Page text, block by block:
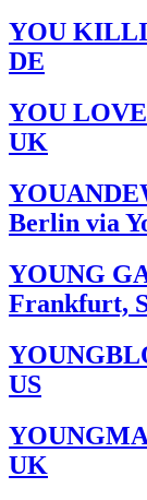
YOU
DE
YOU
UK
Berlin via
YOUNG
Frankfurt,
US
UK